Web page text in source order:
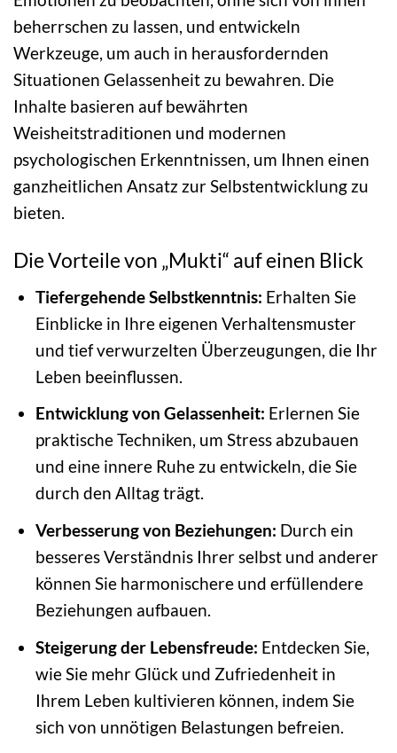
beherrschen zu lassen, und entwickeln
Werkzeuge, um auch in herausfordernden
Situationen Gelassenheit zu bewahren. Die
Inhalte basieren auf bewährten
Weisheitstraditionen und modernen
psychologischen Erkenntnissen, um Ihnen einen
ganzheitlichen Ansatz zur Selbstentwicklung zu
bieten.
Die Vorteile von „Mukti“ auf einen Blick
Tiefergehende Selbstkenntnis: Erhalten Sie
Einblicke in Ihre eigenen Verhaltensmuster
und tief verwurzelten Überzeugungen, die Ihr
Leben beeinflussen.
Entwicklung von Gelassenheit: Erlernen Sie
praktische Techniken, um Stress abzubauen
und eine innere Ruhe zu entwickeln, die Sie
durch den Alltag trägt.
Verbesserung von Beziehungen: Durch ein
besseres Verständnis Ihrer selbst und anderer
können Sie harmonischere und erfüllendere
Beziehungen aufbauen.
Steigerung der Lebensfreude: Entdecken Sie,
wie Sie mehr Glück und Zufriedenheit in
Ihrem Leben kultivieren können, indem Sie
sich von unnötigen Belastungen befreien.